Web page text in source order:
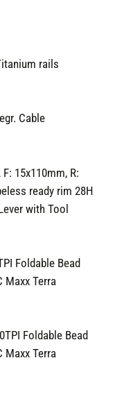
rails
Cable
15x110mm, R:
ready rim 28H
with Tool
Foldable Bead
Maxx Terra
Foldable Bead
Maxx Terra